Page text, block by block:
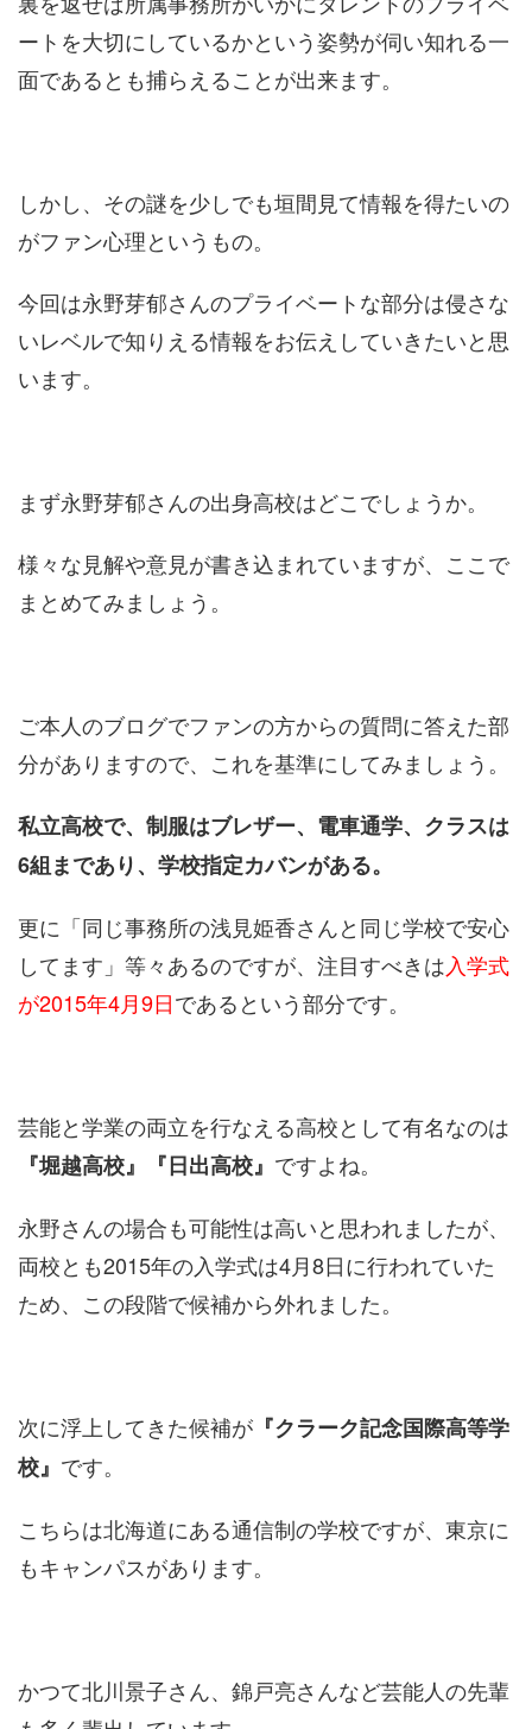
ートを大切にしているかという姿勢が伺い知れる一
面であるとも捕らえることが出来ます。
しかし、その謎を少しでも垣間見て情報を得たいの
がファン心理というもの。
今回は永野芽郁さんのプライベートな部分は侵さな
いレベルで知りえる情報をお伝えしていきたいと思
います。
まず永野芽郁さんの出身高校はどこでしょうか。
様々な見解や意見が書き込まれていますが、ここで
まとめてみましょう。
ご本人のブログでファンの方からの質問に答えた部
分がありますので、これを基準にしてみましょう。
私立高校で、制服はブレザー、電車通学、クラスは
6組まであり、学校指定カバンがある。
更に「同じ事務所の浅見姫香さんと同じ学校で安心
してます」等々あるのですが、注目すべきは入学式
が2015年4月9日であるという部分です。
芸能と学業の両立を行なえる高校として有名なのは
『堀越高校』『日出高校』 ですよね。
永野さんの場合も可能性は高いと思われましたが、
両校とも2015年の入学式は4月8日に行われていた
ため、この段階で候補から外れました。
次に浮上してきた候補が 『クラーク記念国際高等学
校』 です。
こちらは北海道にある通信制の学校ですが、東京に
もキャンパスがあります。
かつて北川景子さん、錦戸亮さんなど芸能人の先輩